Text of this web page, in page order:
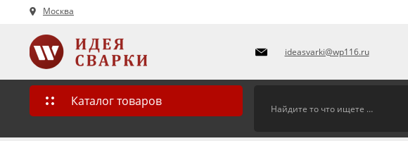
Москва
ideasvarki@wp116.ru
Каталог товаров